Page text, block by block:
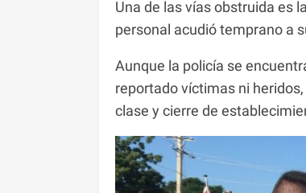
Una de las vías obstruida es
personal acudió temprano a
Aunque la policía se
reportado víctimas ni
clase y cierre de